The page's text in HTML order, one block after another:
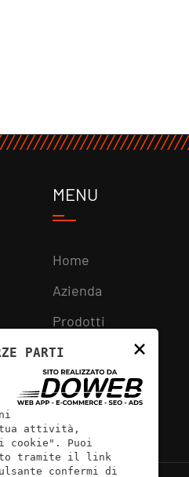
MENU
Home
Azienda
Prodotti
News
Contatti
×
PARTI
attività,
cookie". Puoi
tramite il link
confermi di